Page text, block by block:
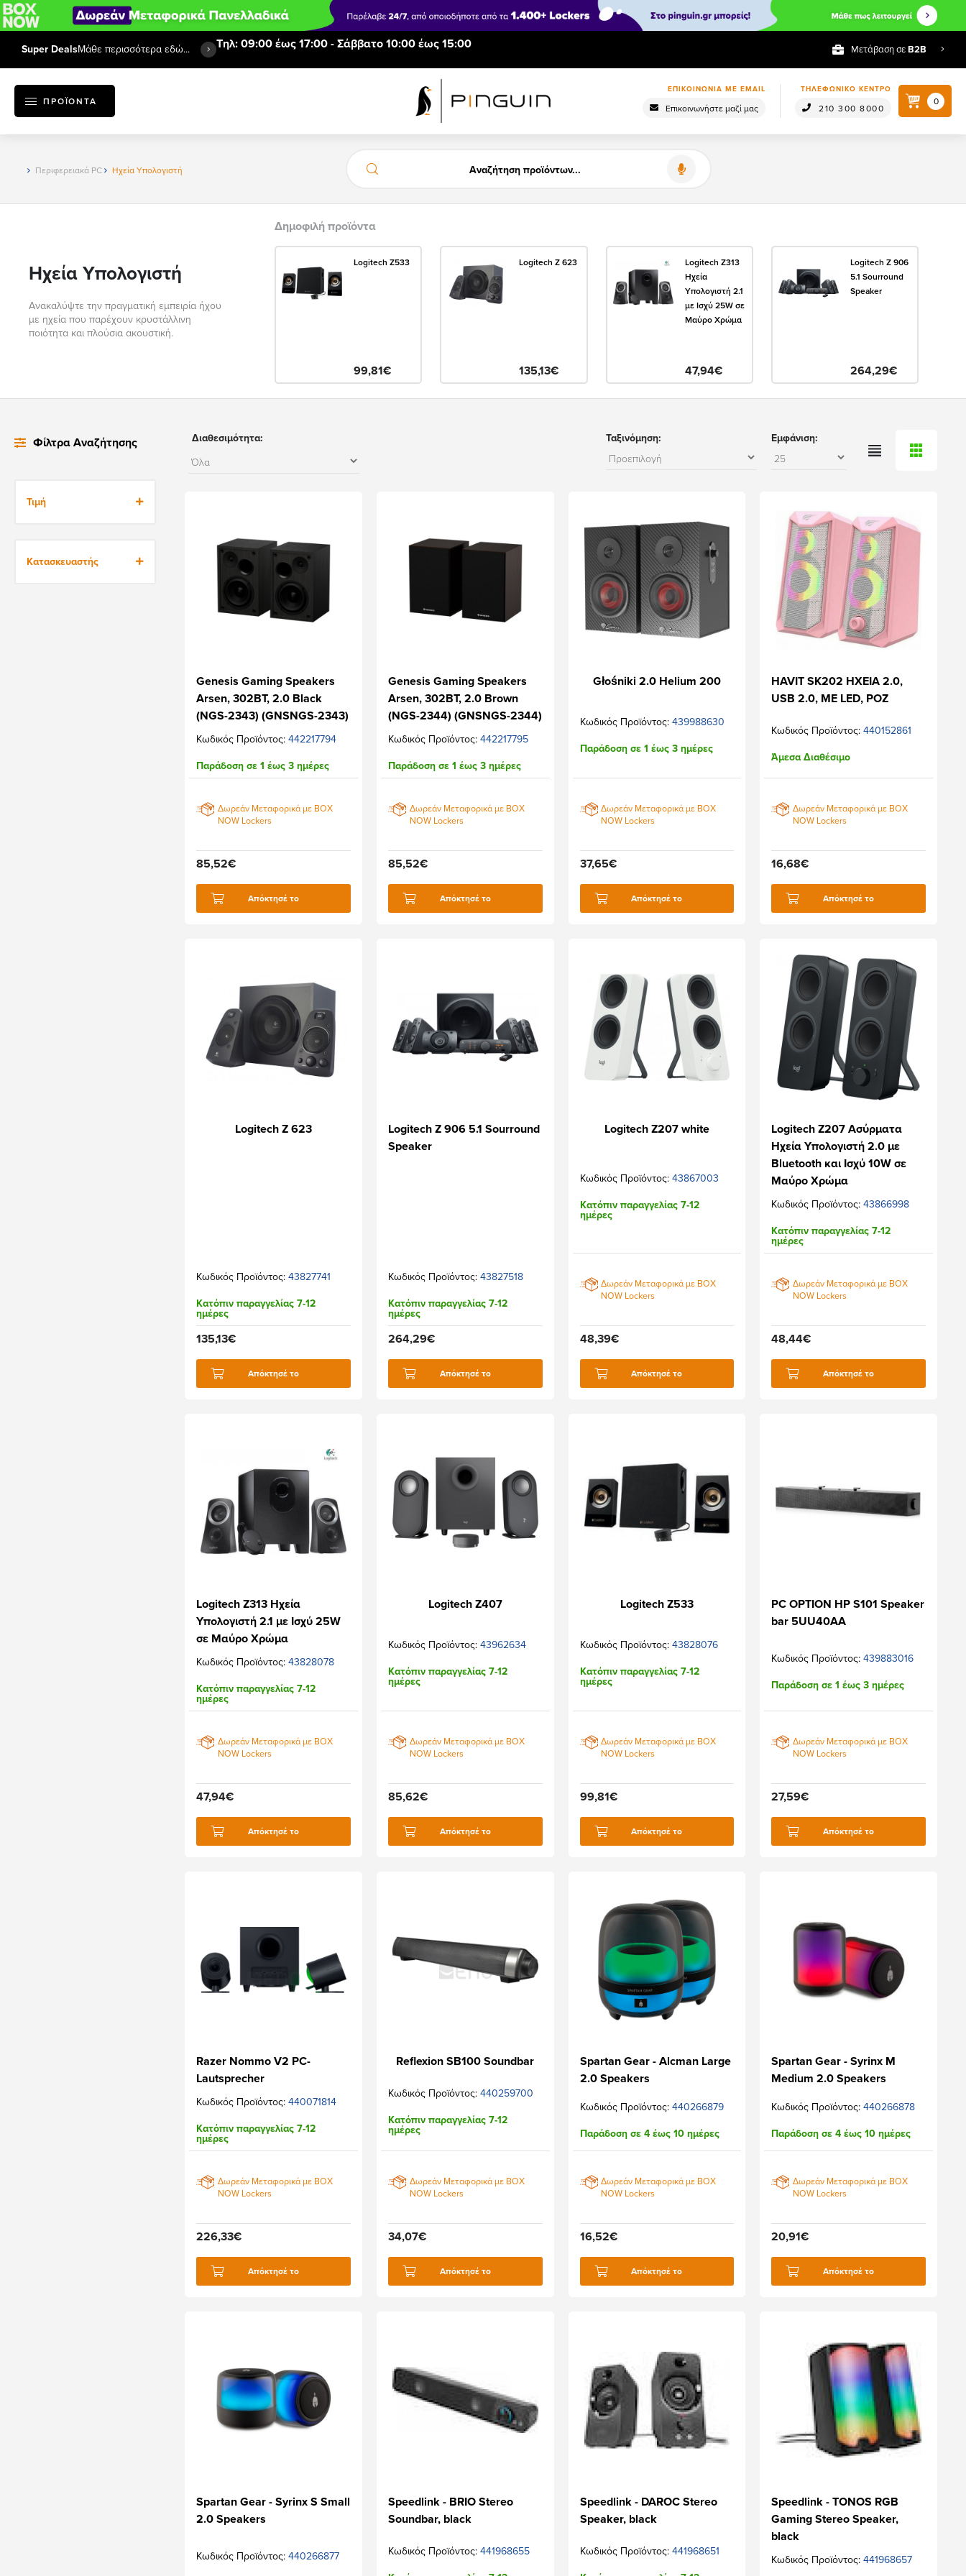
Super DealsΜάθε περισσότερα εδώ... Τηλ: 09:00 έως 17:00 - Σάββατο 10:00 έως 15:00 Μετάβαση σεΒ2Β
ΠΡΟΪΟΝΤΑ
ΕΠΙΚΟΙΝΩΝΙΑ ΜΕ EMAIL
Επικοινωνήστε μαζί μας
ΤΗΛΕΦΩΝΙΚΟ ΚΕΝΤΡΟ
210 300 8000
0
Περιφερειακά PC Ηχεία Υπολογιστή
Ηχεία Υπολογιστή
Ανακαλύψτε την πραγματική εμπειρία ήχου
με ηχεία που παρέχουν κρυστάλλινη
ποιότητα και πλούσια ακουστική.
Δημοφιλή προϊόντα
Logitech Z533
99,81€
Logitech Z 623
135,13€
Logitech Z313
Ηχεία
Υπολογιστή 2.1
με Ισχύ 25W σε
Μαύρο Χρώμα
47,94€
Logitech Z 906
5.1 Sourround
Speaker
264,29€
Φίλτρα Αναζήτησης
Τιμή
Κατασκευαστής
Διαθεσιμότητα: Ταξινόμηση: Εμφάνιση:
Genesis Gaming Speakers
Arsen, 302BT, 2.0 Black
(NGS-2343) (GNSNGS-2343)
Κωδικός Προϊόντος: 442217794
Παράδοση σε 1 έως 3 ημέρες
Δωρεάν Μεταφορικά με BOX
NOW Lockers
85,52€
Απόκτησέ το
Genesis Gaming Speakers
Arsen, 302BT, 2.0 Brown
(NGS-2344) (GNSNGS-2344)
Κωδικός Προϊόντος: 442217795
Παράδοση σε 1 έως 3 ημέρες
Δωρεάν Μεταφορικά με BOX
NOW Lockers
85,52€
Απόκτησέ το
Głośniki 2.0 Helium 200
Κωδικός Προϊόντος: 439988630
Παράδοση σε 1 έως 3 ημέρες
Δωρεάν Μεταφορικά με BOX
NOW Lockers
37,65€
Απόκτησέ το
HAVIT SK202 ΗΧΕΙΑ 2.0,
USB 2.0, ΜΕ LED, ΡΟΖ
Κωδικός Προϊόντος: 440152861
Άμεσα Διαθέσιμο
Δωρεάν Μεταφορικά με BOX
NOW Lockers
16,68€
Απόκτησέ το
Logitech Z 623
Κωδικός Προϊόντος: 43827741
Κατόπιν παραγγελίας 7-12
ημέρες
135,13€
Απόκτησέ το
Logitech Z 906 5.1 Sourround
Speaker
Κωδικός Προϊόντος: 43827518
Κατόπιν παραγγελίας 7-12
ημέρες
264,29€
Απόκτησέ το
Logitech Z207 white
Κωδικός Προϊόντος: 43867003
Κατόπιν παραγγελίας 7-12
ημέρες
Δωρεάν Μεταφορικά με BOX
NOW Lockers
48,39€
Απόκτησέ το
Logitech Z207 Ασύρματα
Ηχεία Υπολογιστή 2.0 με
Bluetooth και Ισχύ 10W σε
Μαύρο Χρώμα
Κωδικός Προϊόντος: 43866998
Κατόπιν παραγγελίας 7-12
ημέρες
Δωρεάν Μεταφορικά με BOX
NOW Lockers
48,44€
Απόκτησέ το
Logitech Z313 Ηχεία
Υπολογιστή 2.1 με Ισχύ 25W
σε Μαύρο Χρώμα
Κωδικός Προϊόντος: 43828078
Κατόπιν παραγγελίας 7-12
ημέρες
Δωρεάν Μεταφορικά με BOX
NOW Lockers
47,94€
Απόκτησέ το
Logitech Z407
Κωδικός Προϊόντος: 43962634
Κατόπιν παραγγελίας 7-12
ημέρες
Δωρεάν Μεταφορικά με BOX
NOW Lockers
85,62€
Απόκτησέ το
Logitech Z533
Κωδικός Προϊόντος: 43828076
Κατόπιν παραγγελίας 7-12
ημέρες
Δωρεάν Μεταφορικά με BOX
NOW Lockers
99,81€
Απόκτησέ το
PC OPTION HP S101 Speaker
bar 5UU40AA
Κωδικός Προϊόντος: 439883016
Παράδοση σε 1 έως 3 ημέρες
Δωρεάν Μεταφορικά με BOX
NOW Lockers
27,59€
Απόκτησέ το
Razer Nommo V2 PC-
Lautsprecher
Κωδικός Προϊόντος: 440071814
Κατόπιν παραγγελίας 7-12
ημέρες
Δωρεάν Μεταφορικά με BOX
NOW Lockers
226,33€
Απόκτησέ το
Reflexion SB100 Soundbar
Κωδικός Προϊόντος: 440259700
Κατόπιν παραγγελίας 7-12
ημέρες
Δωρεάν Μεταφορικά με BOX
NOW Lockers
34,07€
Απόκτησέ το
Spartan Gear - Alcman Large
2.0 Speakers
Κωδικός Προϊόντος: 440266879
Παράδοση σε 4 έως 10 ημέρες
Δωρεάν Μεταφορικά με BOX
NOW Lockers
16,52€
Απόκτησέ το
Spartan Gear - Syrinx M
Medium 2.0 Speakers
Κωδικός Προϊόντος: 440266878
Παράδοση σε 4 έως 10 ημέρες
Δωρεάν Μεταφορικά με BOX
NOW Lockers
20,91€
Απόκτησέ το
Spartan Gear - Syrinx S Small
2.0 Speakers
Κωδικός Προϊόντος: 440266877
Speedlink - BRIO Stereo
Soundbar, black
Κωδικός Προϊόντος: 441968655
Speedlink - DAROC Stereo
Speaker, black
Κωδικός Προϊόντος: 441968651
Speedlink - TONOS RGB
Gaming Stereo Speaker,
black
Κωδικός Προϊόντος: 441968657